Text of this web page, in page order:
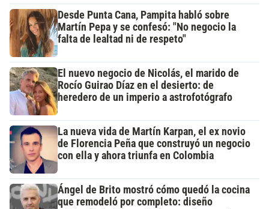
Desde Punta Cana, Pampita habló sobre
Martín Pepa y se confesó: "No negocio la
falta de lealtad ni de respeto"
El nuevo negocio de Nicolás, el marido de
Rocío Guirao Díaz en el desierto: de
heredero de un imperio a astrofotógrafo
La nueva vida de Martín Karpan, el ex novio
de Florencia Peña que construyó un negocio
con ella y ahora triunfa en Colombia
Ángel de Brito mostró cómo quedó la cocina
que remodeló por completo: diseño